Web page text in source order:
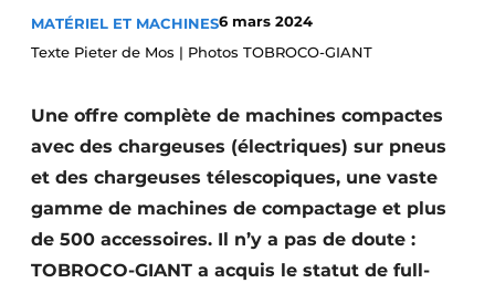
Termes et conditions
Video’s
Construction bois
Contrôle d’accès
Éclairage
MATÉRIEL ET MACHINES6 mars 2024
Texte Pieter de Mos | Photos TOBROCO-GIANT
Une offre complète de machines compactes
avec des chargeuses (électriques) sur pneus
et des chargeuses télescopiques, une vaste
gamme de machines de compactage et plus
de 500 accessoires. Il n’y a pas de doute :
TOBROCO-GIANT a acquis le statut de full-